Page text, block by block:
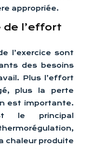
appropriée.
de l’effort
l’exercice sont
des besoins
Plus l’effort
plus la perte
est importante.
le principal
chaleur produite